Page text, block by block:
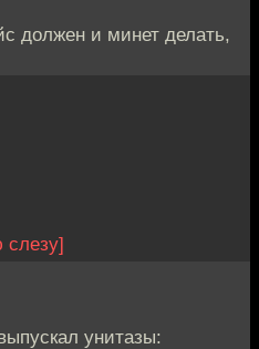
должен и минет делать,
слезу]
унитазы: